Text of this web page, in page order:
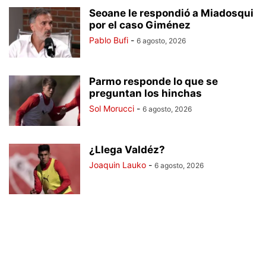
Seoane le respondió a Miadosqui
por el caso Giménez
Pablo Bufi - 6 agosto, 2026
Parmo responde lo que se
preguntan los hinchas
Sol Morucci - 6 agosto, 2026
¿Llega Valdéz?
Joaquin Lauko - 6 agosto, 2026